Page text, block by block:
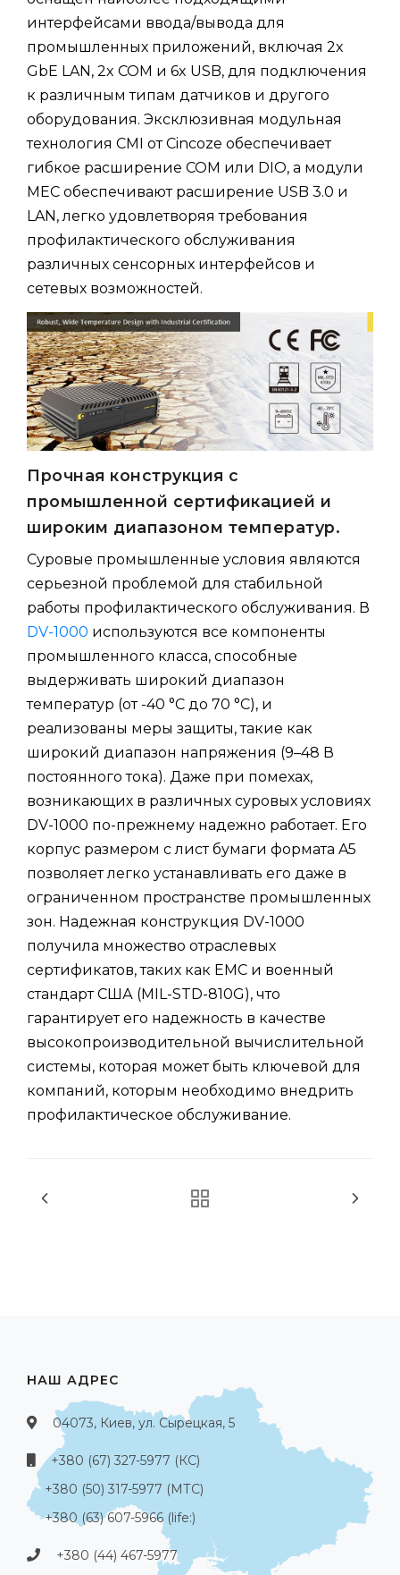
интерфейсами ввода/вывода для
промышленных приложений, включая 2x
GbE LAN, 2x COM и 6x USB, для подключения
к различным типам датчиков и другого
оборудования. Эксклюзивная модульная
технология CMI от Cincoze обеспечивает
гибкое расширение COM или DIO, а модули
MEC обеспечивают расширение USB 3.0 и
LAN, легко удовлетворяя требования
профилактического обслуживания
различных сенсорных интерфейсов и
сетевых возможностей.
Прочная конструкция с
промышленной сертификацией и
широким диапазоном температур.
Суровые промышленные условия являются
серьезной проблемой для стабильной
работы профилактического обслуживания. В
DV-1000 используются все компоненты
промышленного класса, способные
выдерживать широкий диапазон
температур (от -40 °C до 70 °C), и
реализованы меры защиты, такие как
широкий диапазон напряжения (9–48 В
постоянного тока). Даже при помехах,
возникающих в различных суровых условиях
DV-1000 по-прежнему надежно работает. Его
корпус размером с лист бумаги формата A5
позволяет легко устанавливать его даже в
ограниченном пространстве промышленных
зон. Надежная конструкция DV-1000
получила множество отраслевых
сертификатов, таких как EMC и военный
стандарт США (MIL-STD-810G), что
гарантирует его надежность в качестве
высокопроизводительной вычислительной
системы, которая может быть ключевой для
компаний, которым необходимо внедрить
профилактическое обслуживание.
НАШ АДРЕС
04073, Киев, ул. Сырецкая, 5
+380 (67) 327-5977 (КС)
+380 (50) 317-5977 (МТС)
+380 (63) 607-5966 (life:)
+380 (44) 467-5977